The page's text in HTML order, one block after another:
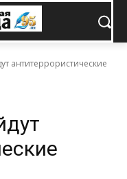
антитеррористические